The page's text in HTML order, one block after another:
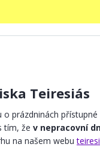
Teiresiás
o prázdninách
tím, že v nepracovní
na našem webu